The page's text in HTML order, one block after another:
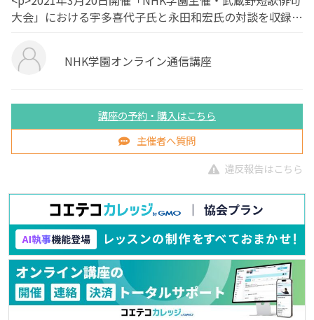
大会」における宇多喜代子氏と永田和宏氏の対談を収録…
NHK学園オンライン通信講座
講座の予約・購入はこちら
主催者へ質問
違反報告はこちら